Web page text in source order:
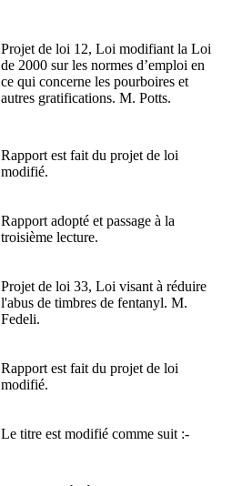
Projet de loi 12, Loi modifiant la Loi
de 2000 sur les normes d’emploi en
ce qui concerne les pourboires et
autres gratifications. M. Potts.
Rapport est fait du projet de loi
modifié.
Rapport adopté et passage à la
troisième lecture.
Projet de loi 33, Loi visant à réduire
l'abus de timbres de fentanyl. M.
Fedeli.
Rapport est fait du projet de loi
modifié.
Le titre est modifié comme suit :-